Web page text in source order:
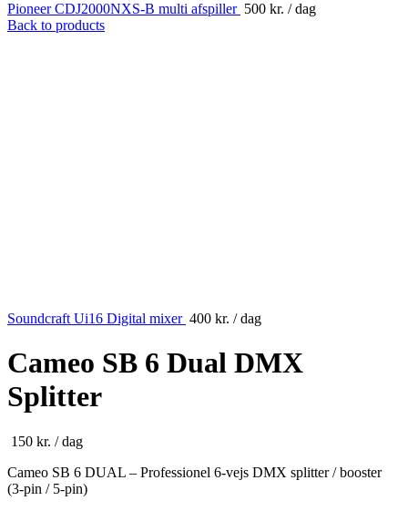
Pioneer CDJ2000NXS-B multi afspiller 500 kr. / dag
Back to products
Soundcraft Ui16 Digital mixer 400 kr. / dag
Cameo SB 6 Dual DMX
Splitter
150 kr. / dag
Cameo SB 6 DUAL – Professionel 6-vejs DMX splitter / booster
(3-pin / 5-pin)